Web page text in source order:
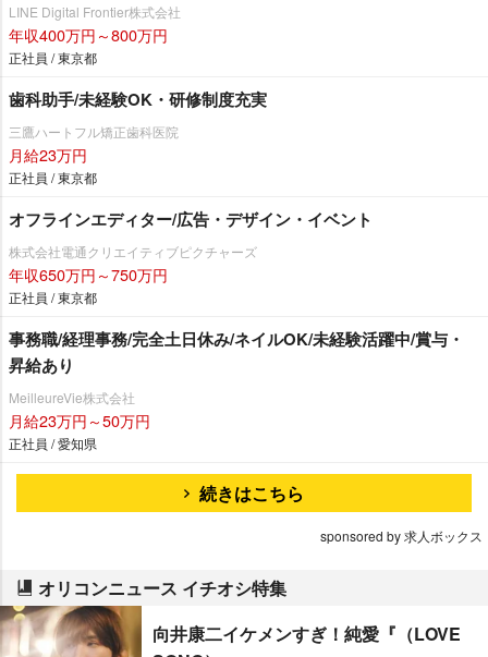
LINE Digital Frontier株式会社
年収400万円～800万円
正社員 / 東京都
歯科助手/未経験OK・研修制度充実
三鷹ハートフル矯正歯科医院
月給23万円
正社員 / 東京都
オフラインエディター/広告・デザイン・イベント
株式会社電通クリエイティブピクチャーズ
年収650万円～750万円
正社員 / 東京都
事務職/経理事務/完全土日休み/ネイルOK/未経験活躍中/賞与・
昇給あり
MeilleureVie株式会社
月給23万円～50万円
正社員 / 愛知県
続きはこちら
sponsored by 求人ボックス
オリコンニュース イチオシ特集
向井康二イケメンすぎ！純愛『（LOVE